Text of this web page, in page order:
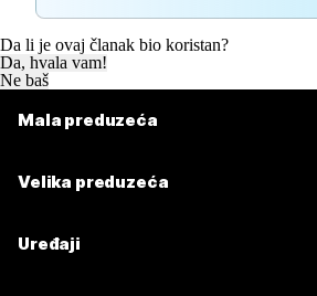
Da li je ovaj članak bio koristan?
Da, hvala vam!
Ne baš
Mala preduzeća
Velika preduzeća
Uređaji